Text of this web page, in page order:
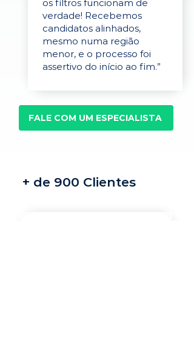
os filtros funcionam de
verdade! Recebemos
candidatos alinhados,
mesmo numa região
menor, e o processo foi
assertivo do início ao fim.”
FALE COM UM ESPECIALISTA
+ de 900 Clientes